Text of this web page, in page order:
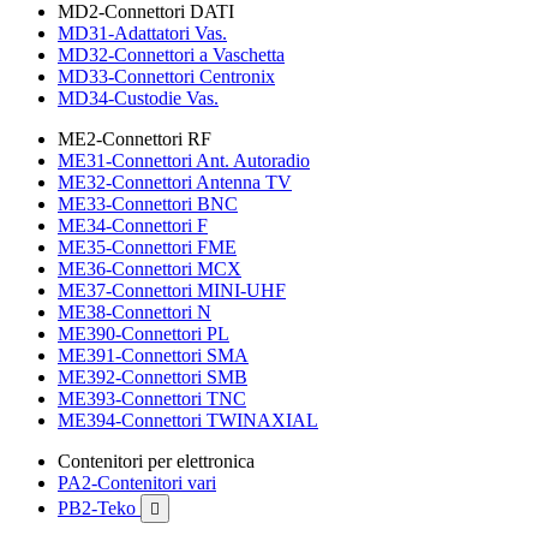
MD2-Connettori DATI
MD31-Adattatori Vas.
MD32-Connettori a Vaschetta
MD33-Connettori Centronix
MD34-Custodie Vas.
ME2-Connettori RF
ME31-Connettori Ant. Autoradio
ME32-Connettori Antenna TV
ME33-Connettori BNC
ME34-Connettori F
ME35-Connettori FME
ME36-Connettori MCX
ME37-Connettori MINI-UHF
ME38-Connettori N
ME390-Connettori PL
ME391-Connettori SMA
ME392-Connettori SMB
ME393-Connettori TNC
ME394-Connettori TWINAXIAL
Contenitori per elettronica
PA2-Contenitori vari
PB2-Teko
